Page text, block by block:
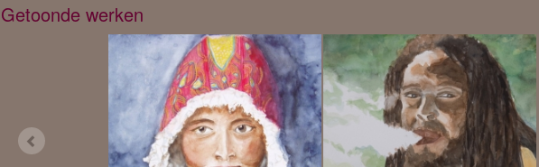
Getoonde werken